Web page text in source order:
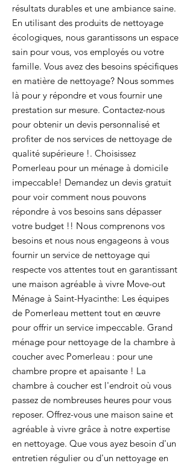
résultats durables et une ambiance saine.
En utilisant des produits de nettoyage
écologiques, nous garantissons un espace
sain pour vous, vos employés ou votre
famille. Vous avez des besoins spécifiques
en matière de nettoyage? Nous sommes
là pour y répondre et vous fournir une
prestation sur mesure. Contactez-nous
pour obtenir un devis personnalisé et
profiter de nos services de nettoyage de
qualité supérieure !. Choisissez
Pomerleau pour un ménage à domicile
impeccable! Demandez un devis gratuit
pour voir comment nous pouvons
répondre à vos besoins sans dépasser
votre budget !! Nous comprenons vos
besoins et nous nous engageons à vous
fournir un service de nettoyage qui
respecte vos attentes tout en garantissant
une maison agréable à vivre Move-out
Ménage à Saint-Hyacinthe: Les équipes
de Pomerleau mettent tout en œuvre
pour offrir un service impeccable. Grand
ménage pour nettoyage de la chambre à
coucher avec Pomerleau : pour une
chambre propre et apaisante ! La
chambre à coucher est l'endroit où vous
passez de nombreuses heures pour vous
reposer. Offrez-vous une maison saine et
agréable à vivre grâce à notre expertise
en nettoyage. Que vous ayez besoin d'un
entretien régulier ou d'un nettoyage en